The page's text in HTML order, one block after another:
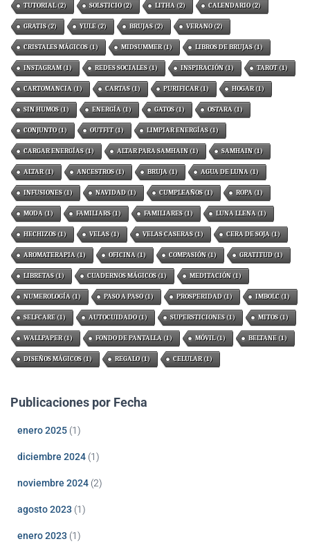
TUTORIAL(2) SOLSTICIO(2) LITHA (2) CALENDARIO(2)
GRATIS(2) YULE(2) BRUJAS(2) VERANO(2)
CRISTALES MÁGICOS(1) MIDSUMMER(1) LIBROS DE BRUJAS(1)
INSTAGRAM(1) REDES SOCIALES(1) INSPIRACIÓN(1) TAROT(1)
CARTOMANCIA (1) CARTAS(1) PURIFICAR(1) HOGAR(1)
SIN HUMOS(1) ENERGÍA (1) GATOS(1) OSTARA (1)
CONJUNTO(1) OUTFIT(1) LIMPIAR ENERGÍAS(1)
CARGAR ENERGÍAS(1) ALTAR PARA SAMHAIN(1) SAMHAIN(1)
ALTAR(1) ANCESTROS(1) BRUJA (1) AGUA DE LUNA (1)
INFUSIONES(1) NAVIDAD(1) CUMPLEAÑOS(1) ROPA (1)
MODA (1) FAMILIARS(1) FAMILIARES(1) LUNA LLENA (1)
HECHIZOS(1) VELAS(1) VELAS CASERAS(1) CERA DE SOJA (1)
AROMATERAPIA (1) OFICINA (1) COMPASIÓN(1) GRATITUD(1)
LIBRETAS(1) CUADERNOS MÁGICOS(1) MEDITACIÓN(1)
NUMEROLOGÍA (1) PASO A PASO(1) PROSPERIDAD(1) IMBOLC (1)
SELFCARE(1) AUTOCUIDADO(1) SUPERSTICIONES(1) MITOS(1)
WALLPAPER(1) FONDO DE PANTALLA (1) MÓVIL(1) BELTANE(1)
DISEÑOS MÁGICOS(1) REGALO(1) CELULAR(1)
Publicaciones por Fecha
enero 2025 (1)
diciembre 2024 (1)
noviembre 2024 (2)
agosto 2023 (1)
enero 2023 (1)